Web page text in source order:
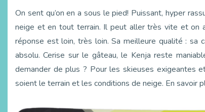
On sent qu’on en a sous le pied! Puissant, hyper
neige et en tout terrain. Il peut aller très vite et on
réponse est loin, très loin. Sa meilleure qualité : sa
absolu. Cerise sur le gâteau, le Kenja reste
demander de plus ? Pour les skieuses exigeantes
soient le terrain et les conditions de neige. En savoir